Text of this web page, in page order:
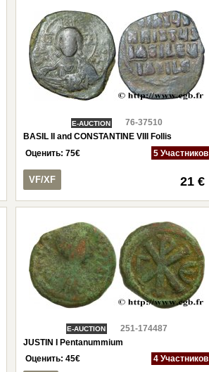
E-AUCTION
76-37510
BASIL II and CONSTANTINE VIII Follis
Оценить:75€ 5 Участников
VF/XF 21 €
E-AUCTION
251-174487
JUSTIN I Pentanummium
Оценить:45€ 4 Участников